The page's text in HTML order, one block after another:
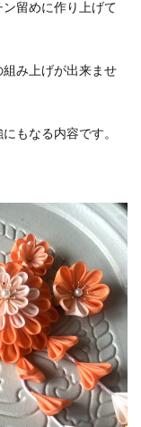
留めに作り上げて
み上げが出来ませ
もなる内容です。